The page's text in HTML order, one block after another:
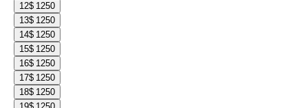
12$ 1250
13$ 1250
14$ 1250
15$ 1250
16$ 1250
17$ 1250
18$ 1250